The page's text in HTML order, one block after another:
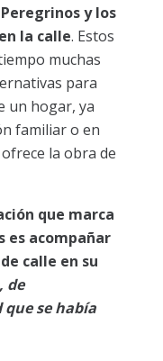
y los
la calle. Estos
muchas
para
un hogar, ya
familiar o en
la obra de
que marca
es acompañar
calle en su
de
se había